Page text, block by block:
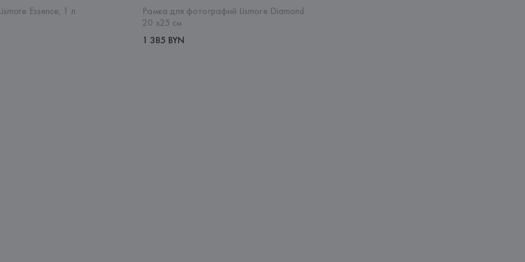
Essence, 1 л
Рамка для фотографий Lismore Diamond
20 х25 см
1 385 BYN